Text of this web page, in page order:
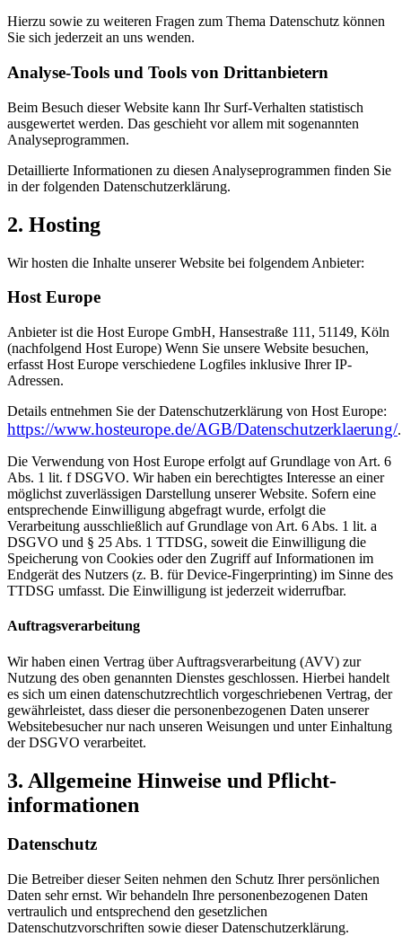
Hierzu sowie zu weiteren Fragen zum Thema Datenschutz können
Sie sich jederzeit an uns wenden.
Analyse-Tools und Tools von Dritt­anbietern
Beim Besuch dieser Website kann Ihr Surf-Verhalten statistisch
ausgewertet werden. Das geschieht vor allem mit sogenannten
Analyseprogrammen.
Detaillierte Informationen zu diesen Analyseprogrammen finden Sie
in der folgenden Datenschutzerklärung.
2. Hosting
Wir hosten die Inhalte unserer Website bei folgendem Anbieter:
Host Europe
Anbieter ist die Host Europe GmbH, Hansestraße 111, 51149, Köln
(nachfolgend Host Europe) Wenn Sie unsere Website besuchen,
erfasst Host Europe verschiedene Logfiles inklusive Ihrer IP-
Adressen.
Details entnehmen Sie der Datenschutzerklärung von Host Europe:
https://www.hosteurope.de/AGB/Datenschutzerklaerung/.
Die Verwendung von Host Europe erfolgt auf Grundlage von Art. 6
Abs. 1 lit. f DSGVO. Wir haben ein berechtigtes Interesse an einer
möglichst zuverlässigen Darstellung unserer Website. Sofern eine
entsprechende Einwilligung abgefragt wurde, erfolgt die
Verarbeitung ausschließlich auf Grundlage von Art. 6 Abs. 1 lit. a
DSGVO und § 25 Abs. 1 TTDSG, soweit die Einwilligung die
Speicherung von Cookies oder den Zugriff auf Informationen im
Endgerät des Nutzers (z. B. für Device-Fingerprinting) im Sinne des
TTDSG umfasst. Die Einwilligung ist jederzeit widerrufbar.
Auftragsverarbeitung
Wir haben einen Vertrag über Auftragsverarbeitung (AVV) zur
Nutzung des oben genannten Dienstes geschlossen. Hierbei handelt
es sich um einen datenschutzrechtlich vorgeschriebenen Vertrag, der
gewährleistet, dass dieser die personenbezogenen Daten unserer
Websitebesucher nur nach unseren Weisungen und unter Einhaltung
der DSGVO verarbeitet.
3. Allgemeine Hinweise und Pflicht­
informationen
Datenschutz
Die Betreiber dieser Seiten nehmen den Schutz Ihrer persönlichen
Daten sehr ernst. Wir behandeln Ihre personenbezogenen Daten
vertraulich und entsprechend den gesetzlichen
Datenschutzvorschriften sowie dieser Datenschutzerklärung.